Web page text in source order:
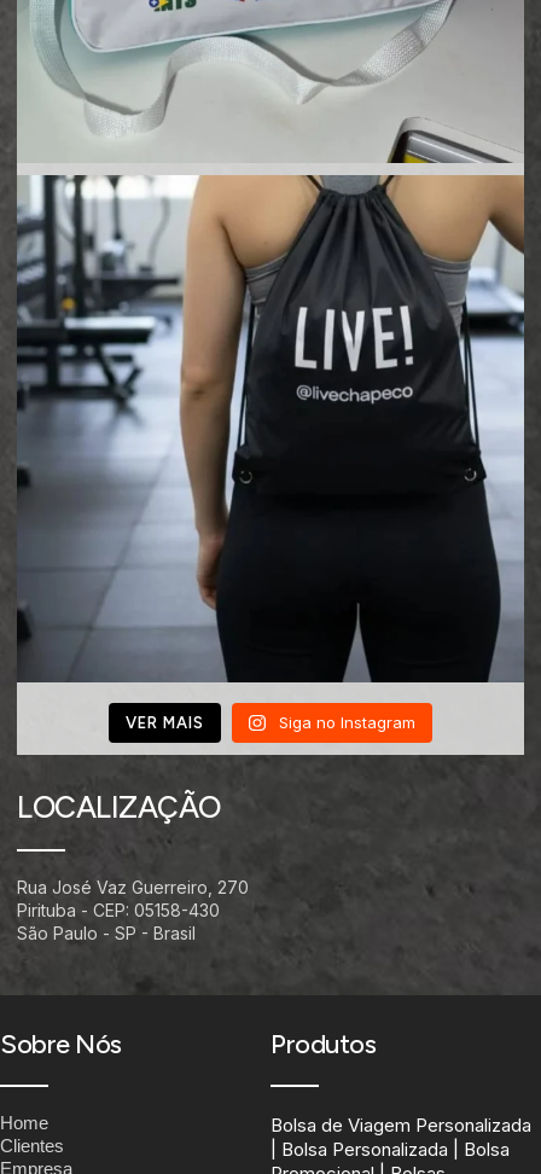
VER MAIS Siga no Instagram
LOCALIZAÇÃO
Rua José Vaz Guerreiro, 270
Pirituba - CEP: 05158-430
São Paulo - SP - Brasil
Sobre Nós
Home
Clientes
Empresa
Produtos
Bolsa de Viagem Personalizada
| Bolsa Personalizada | Bolsa